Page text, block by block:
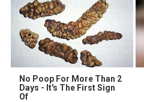
No Poop For More Than 2
Days - It's The First Sign
Of